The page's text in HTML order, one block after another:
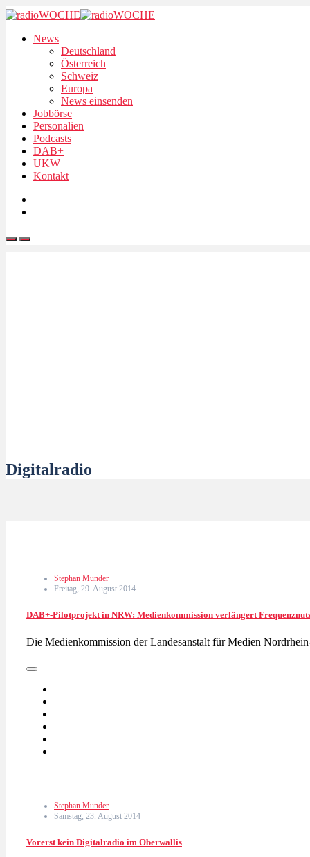
News
Deutschland
Österreich
Schweiz
Europa
News einsenden
Jobbörse
Personalien
Podcasts
DAB+
UKW
Kontakt
Digitalradio
Stephan Munder
Freitag, 29. August 2014
DAB+-Pilotprojekt in NRW: Medienkommission verlängert
Die Medienkommission der Landesanstalt für Medien
Stephan Munder
Samstag, 23. August 2014
Vorerst kein Digitalradio im Oberwallis